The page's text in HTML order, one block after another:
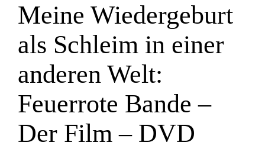
e
Meine Wiedergeburt
als Schleim in einer
anderen Welt:
Feuerrote Bande –
Der Film – DVD